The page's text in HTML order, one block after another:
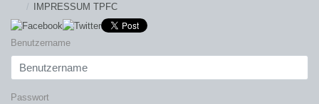
IMPRESSUM TPFC
Benutzername
Passwort